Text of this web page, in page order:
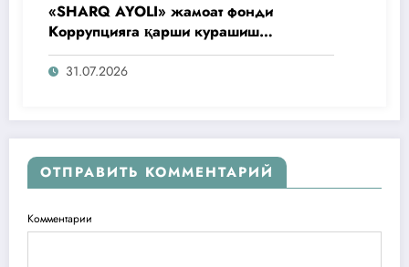
«SHARQ AYOLI» жамоат фонди
Коррупцияга қарши курашиш
агентлигидаги жамоат эшитувида
ташаббусларини тақдим этди
31.07.2026
ОТПРАВИТЬ КОММЕНТАРИЙ
Комментарии